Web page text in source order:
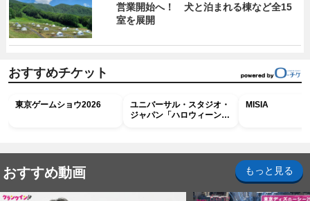
営業開始へ！ 犬と泊まれる棟など全15
室を展開
おすすめチケット
東京ゲームショウ2026
ユニバーサル・スタジオ・
ジャパン「ハロウィーン・
MISIA
おすすめ動画 もっと見る